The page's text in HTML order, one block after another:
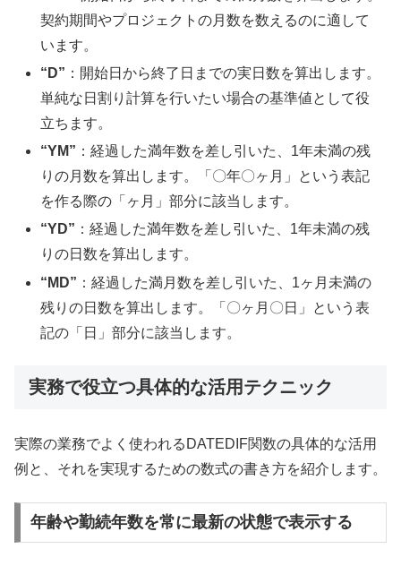
契約期間やプロジェクトの月数を数えるのに適して
います。
“D” ：開始日から終了日までの実日数を算出します。
単純な日割り計算を行いたい場合の基準値として役
立ちます。
“YM” ：経過した満年数を差し引いた、1年未満の残
りの月数を算出します。「〇年〇ヶ月」という表記
を作る際の「ヶ月」部分に該当します。
“YD” ：経過した満年数を差し引いた、1年未満の残
りの日数を算出します。
“MD” ：経過した満月数を差し引いた、1ヶ月未満の
残りの日数を算出します。「〇ヶ月〇日」という表
記の「日」部分に該当します。
実務で役立つ具体的な活用テクニック
実際の業務でよく使われるDATEDIF関数の具体的な活用
例と、それを実現するための数式の書き方を紹介します。
年齢や勤続年数を常に最新の状態で表示する